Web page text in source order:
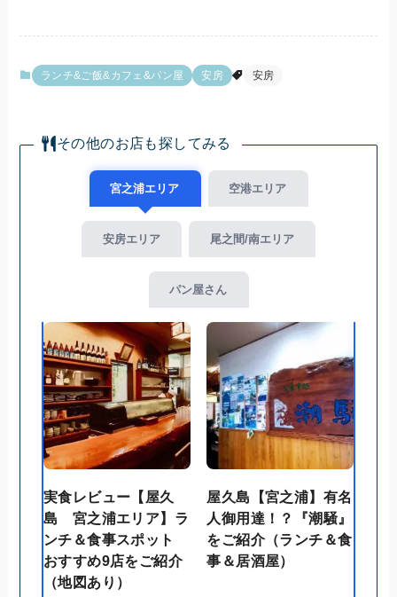
ランチ&ご飯&カフェ&パン屋 安房 安房
その他のお店も探してみる
宮之浦エリア 空港エリア
安房エリア 尾之間/南エリア
パン屋さん
実食レビュー【屋久
島 宮之浦エリア】ラ
ンチ＆食事スポット
おすすめ9店をご紹介
（地図あり）
屋久島【宮之浦】有名
人御用達！？『潮騒』
をご紹介（ランチ＆食
事＆居酒屋）